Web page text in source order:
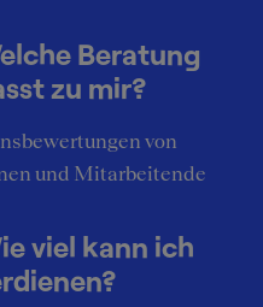
Insider-Tipps für
reden, reden
nach den
benannt wurden.
Beratung
zu mir?
von
und Mitarbeitende
viel kann ich